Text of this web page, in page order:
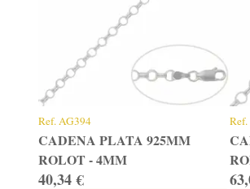
Ref.AG394
CADENA PLATA 925MM
ROLOT - 4MM
40,34 €
Ref.